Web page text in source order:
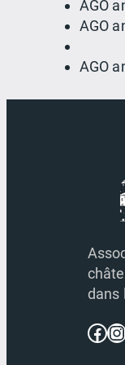
AGO
AGO
AGO
dans
Facebook Instagram